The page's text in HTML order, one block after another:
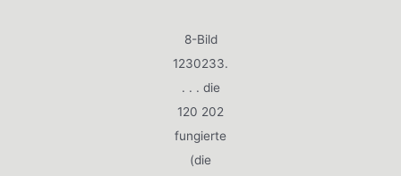
8-Bild
1230233.
. . . die
120 202
fungierte
(die